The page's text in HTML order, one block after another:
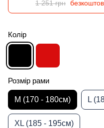
1 251 грн
Колір
Розмір рами
M (170 - 180см) L
XL (185 - 195см)